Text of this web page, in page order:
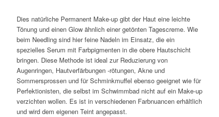
Dies natürliche Permanent Make-up gibt der Haut eine leichte
Tönung und einen Glow ähnlich einer getönten Tagescreme. Wie
beim Needling sind hier feine Nadeln im Einsatz, die ein
spezielles Serum mit Farbpigmenten in die obere Hautschicht
bringen. Diese Methode ist ideal zur Reduzierung von
Augenringen, Hautverfärbungen -rötungen, Akne und
Sommersprossen und für Schminkmuffel ebenso geeignet wie für
Perfektionisten, die selbst im Schwimmbad nicht auf ein Make-up
verzichten wollen. Es ist in verschiedenen Farbnuancen erhältlich
und wird dem eigenen Teint angepasst.